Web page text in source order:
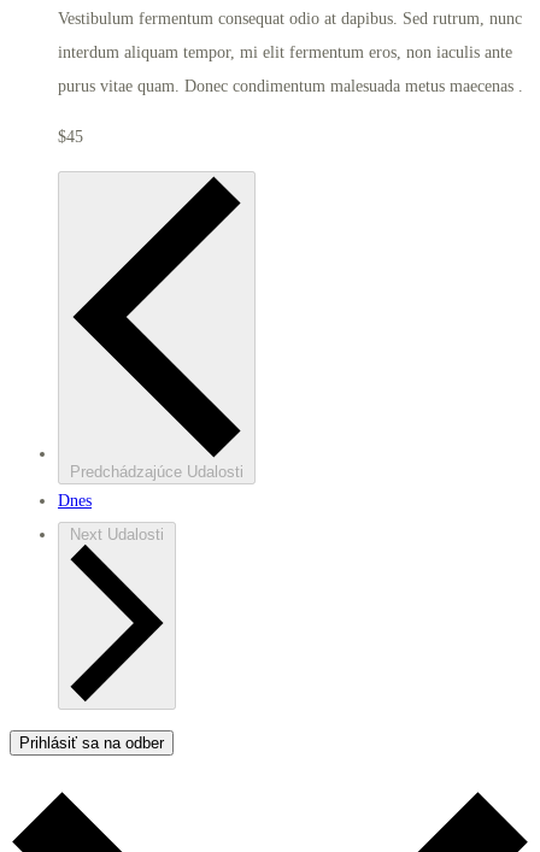
Vestibulum fermentum consequat odio at dapibus. Sed rutrum, nunc
interdum aliquam tempor, mi elit fermentum eros, non iaculis ante
purus vitae quam. Donec condimentum malesuada metus maecenas .
$45
Predchádzajúce Udalosti
Dnes
Next Udalosti
Prihlásiť sa na odber